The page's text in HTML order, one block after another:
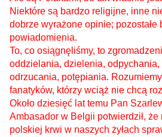
Niektóre są bardzo religijne, inne
dobrze wyrażone opinie; pozostałe
powiadomienia.
To, co osiągnęliśmy, to
oddzielania, dzielenia, odpychania,
odrzucania, potępiania.
fanatyków, którzy wciąż nie chcą
Około dziesięć lat temu Pan
Ambasador w Belgii potwierdził,
polskiej krwi w naszych żyłach